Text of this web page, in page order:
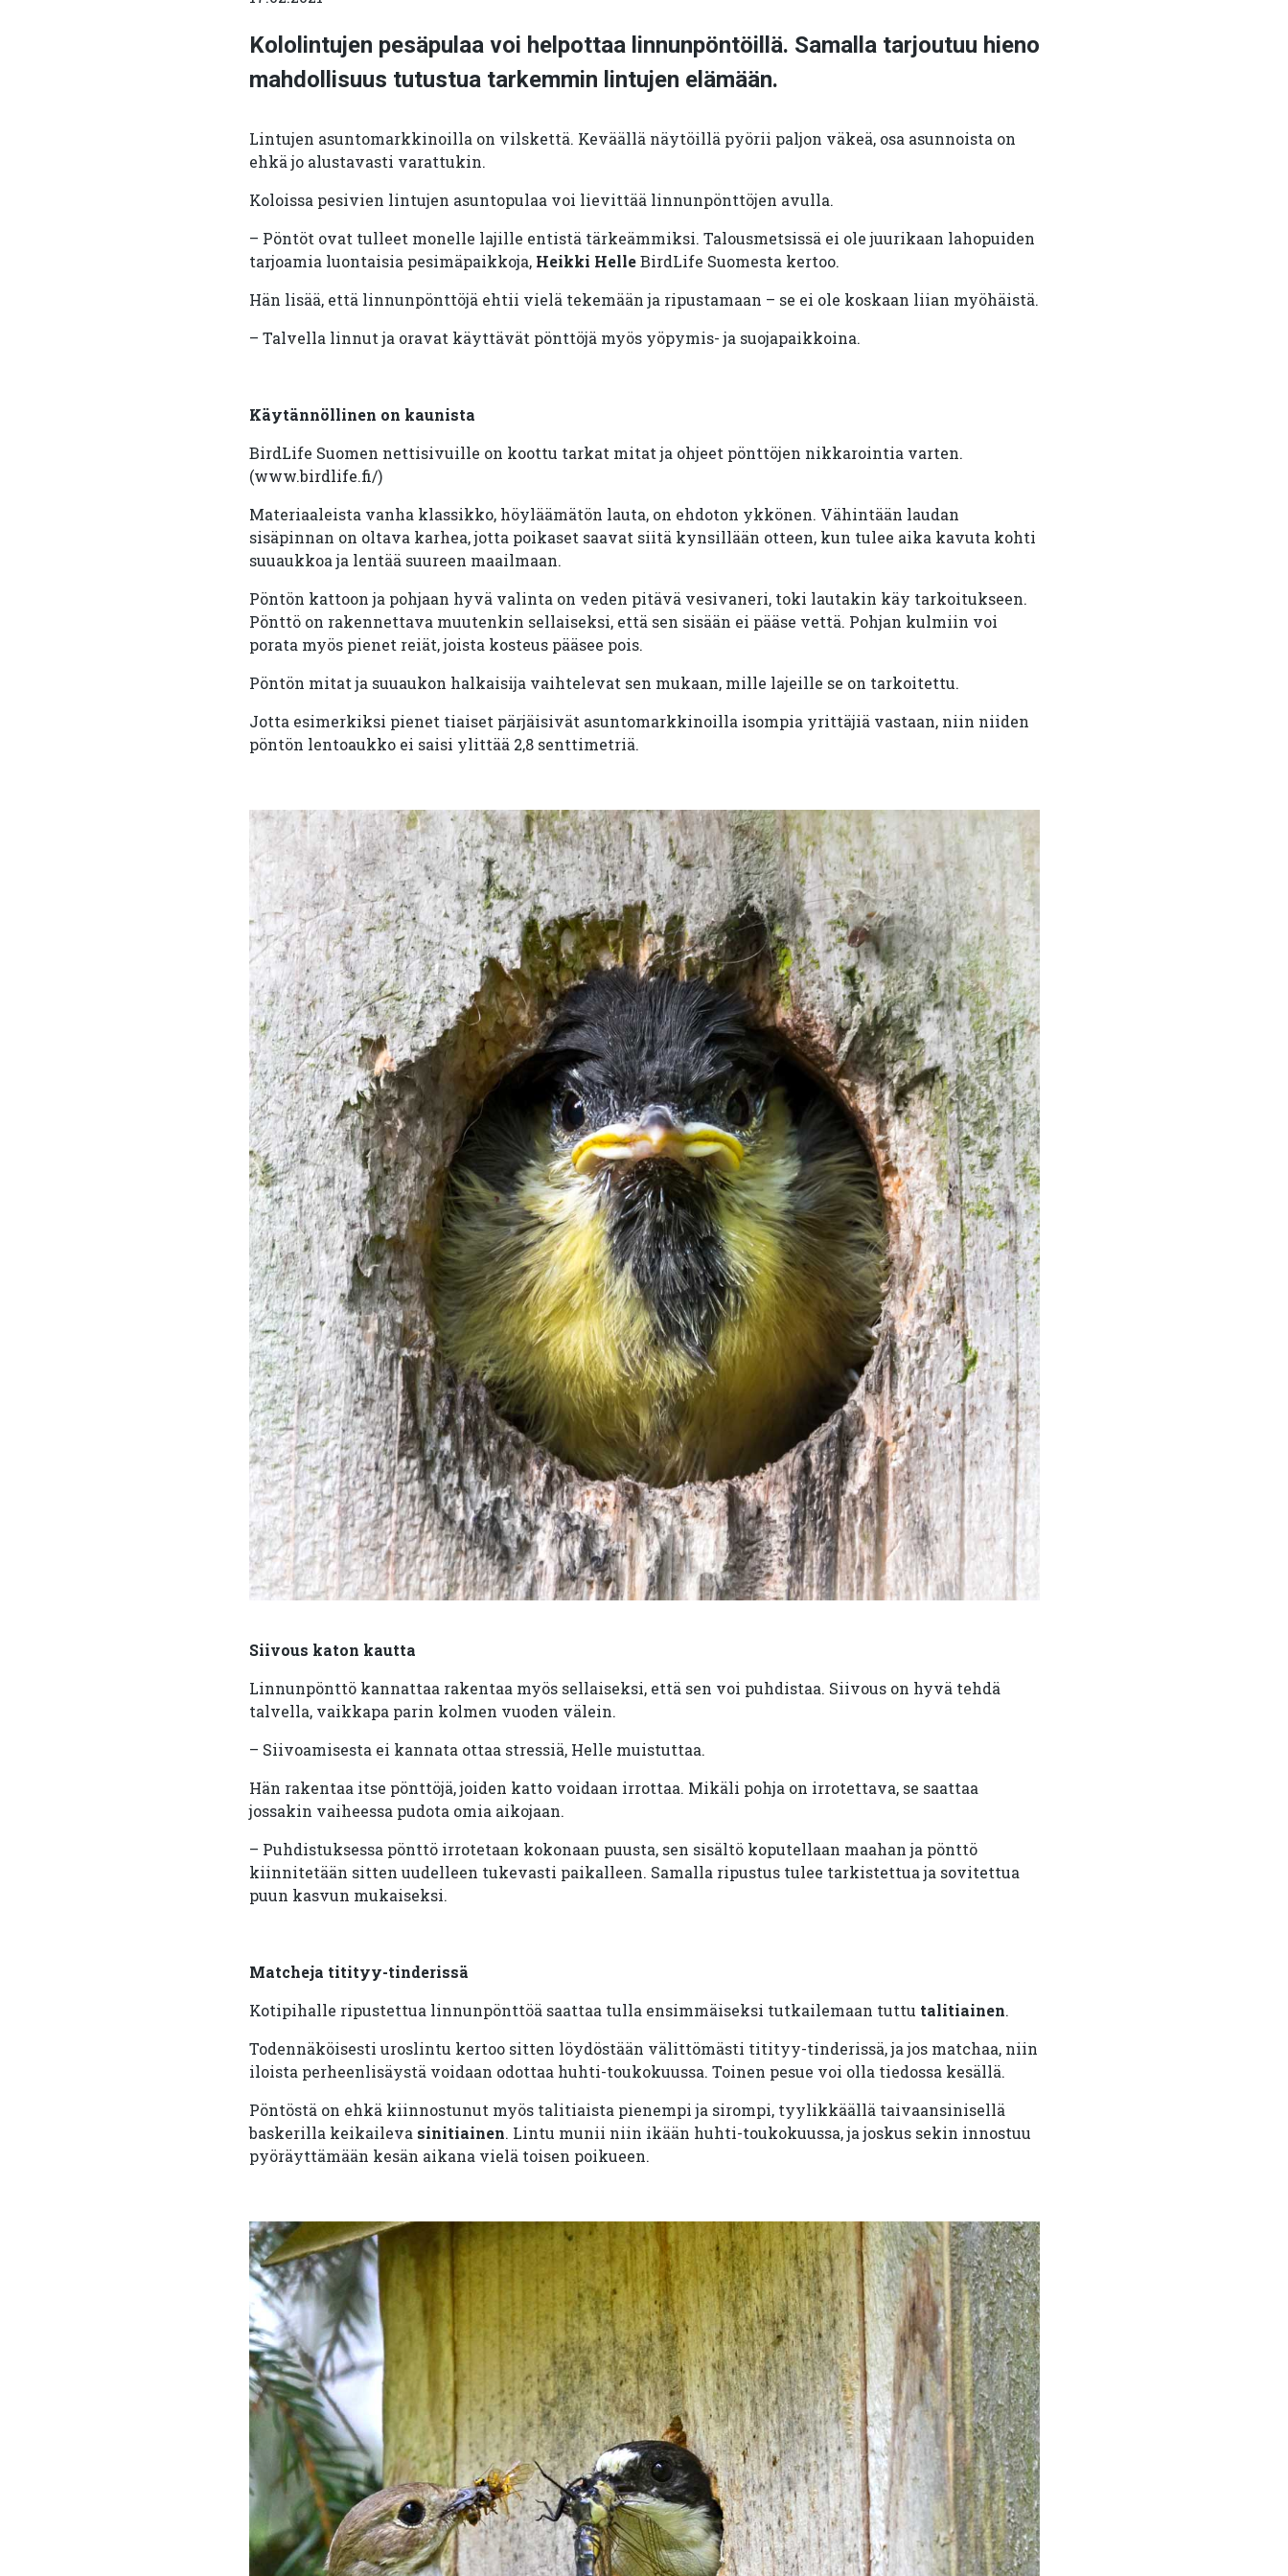
Kololintujen pesäpulaa voi helpottaa linnunpöntöillä. Samalla tarjoutuu hieno
mahdollisuus tutustua tarkemmin lintujen elämään.
Lintujen asuntomarkkinoilla on vilskettä. Keväällä näytöillä pyörii paljon väkeä, osa asunnoista on
ehkä jo alustavasti varattukin.
Koloissa pesivien lintujen asuntopulaa voi lievittää linnunpönttöjen avulla.
– Pöntöt ovat tulleet monelle lajille entistä tärkeämmiksi. Talousmetsissä ei ole juurikaan lahopuiden
tarjoamia luontaisia pesimäpaikkoja, Heikki HelleBirdLife Suomesta kertoo.
Hän lisää, että linnunpönttöjä ehtii vielä tekemään ja ripustamaan – se ei ole koskaan liian myöhäistä.
– Talvella linnut ja oravat käyttävät pönttöjä myös yöpymis- ja suojapaikkoina.
Käytännöllinen on kaunista
BirdLife Suomen nettisivuille on koottu tarkat mitat ja ohjeet pönttöjen nikkarointia varten.
(www.birdlife.fi/)
Materiaaleista vanha klassikko, höyläämätön lauta, on ehdoton ykkönen. Vähintään laudan
sisäpinnan on oltava karhea, jotta poikaset saavat siitä kynsillään otteen, kun tulee aika kavuta kohti
suuaukkoa ja lentää suureen maailmaan.
Pöntön kattoon ja pohjaan hyvä valinta on veden pitävä vesivaneri, toki lautakin käy tarkoitukseen.
Pönttö on rakennettava muutenkin sellaiseksi, että sen sisään ei pääse vettä. Pohjan kulmiin voi
porata myös pienet reiät, joista kosteus pääsee pois.
Pöntön mitat ja suuaukon halkaisija vaihtelevat sen mukaan, mille lajeille se on tarkoitettu.
Jotta esimerkiksi pienet tiaiset pärjäisivät asuntomarkkinoilla isompia yrittäjiä vastaan, niin niiden
pöntön lentoaukko ei saisi ylittää 2,8 senttimetriä.
Siivous katon kautta
Linnunpönttö kannattaa rakentaa myös sellaiseksi, että sen voi puhdistaa. Siivous on hyvä tehdä
talvella, vaikkapa parin kolmen vuoden välein.
– Siivoamisesta ei kannata ottaa stressiä, Helle muistuttaa.
Hän rakentaa itse pönttöjä, joiden katto voidaan irrottaa. Mikäli pohja on irrotettava, se saattaa
jossakin vaiheessa pudota omia aikojaan.
– Puhdistuksessa pönttö irrotetaan kokonaan puusta, sen sisältö koputellaan maahan ja pönttö
kiinnitetään sitten uudelleen tukevasti paikalleen. Samalla ripustus tulee tarkistettua ja sovitettua
puun kasvun mukaiseksi.
Matcheja titityy-tinderissä
Kotipihalle ripustettua linnunpönttöä saattaa tulla ensimmäiseksi tutkailemaan tuttu talitiainen.
Todennäköisesti uroslintu kertoo sitten löydöstään välittömästi titityy-tinderissä, ja jos matchaa, niin
iloista perheenlisäystä voidaan odottaa huhti-toukokuussa. Toinen pesue voi olla tiedossa kesällä.
Pöntöstä on ehkä kiinnostunut myös talitiaista pienempi ja sirompi, tyylikkäällä taivaansinisellä
baskerilla keikaileva sinitiainen. Lintu munii niin ikään huhti-toukokuussa, ja joskus sekin innostuu
pyöräyttämään kesän aikana vielä toisen poikueen.